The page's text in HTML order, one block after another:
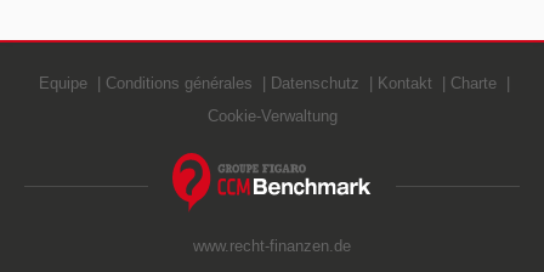
Equipe Conditions générales Datenschutz Kontakt
Charte
Cookie-Verwaltung
www.recht-finanzen.de